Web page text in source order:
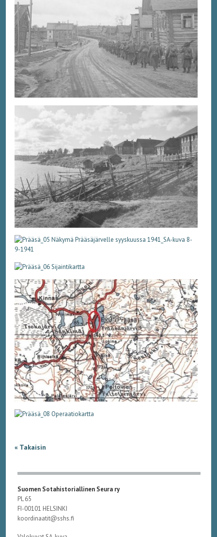
« Takaisin
Suomen Sotahistoriallinen Seura ry
PL 65
FI-00101 HELSINKI
koordinaatit@sshs.fi